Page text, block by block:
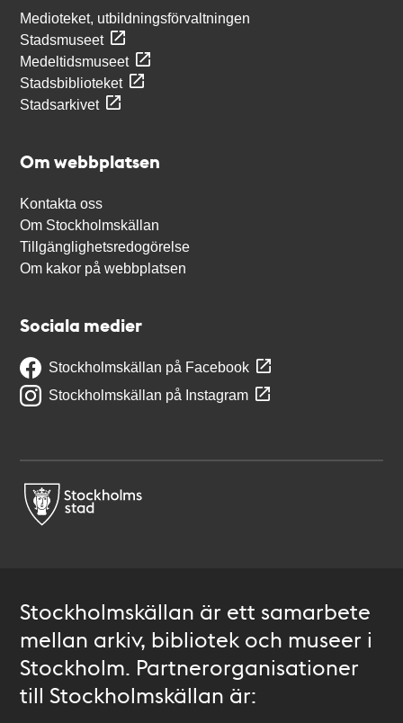
Medioteket, utbildningsförvaltningen
Stadsmuseet
Medeltidsmuseet
Stadsbiblioteket
Stadsarkivet
Om webbplatsen
Kontakta oss
Om Stockholmskällan
Tillgänglighetsredogörelse
Om kakor på webbplatsen
Sociala medier
Stockholmskällan på Facebook
Stockholmskällan på Instagram
Stockholmskällan är ett samarbete
mellan arkiv, bibliotek och museer i
Stockholm. Partnerorganisationer
till Stockholmskällan är: